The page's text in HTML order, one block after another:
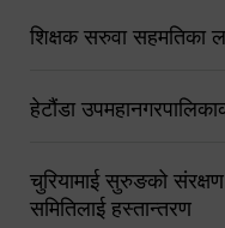
शिक्षक सरुवा सहमतिका
हेटौंडा
चुरियामाई सुरुङको
समितिलाई हस्तान्तरण